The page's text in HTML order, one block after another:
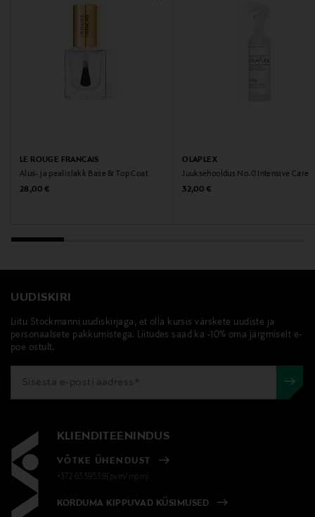
Valmistaja tootenumber
IC ENTERPRISES AB
Tootja aadress
Märksõnad
Sol de Janeiro, lõhn, parfüüm, perfume mist
LE ROUGE FRANCAIS
Alus- ja pealislakk Base & Top Coat
Original Price
28,00 €
OLAPLEX
Juuksehooldus No.0 Intensive Care
Original Price
32,00 €
UUDISKIRI
Liitu Stockmanni uudiskirjaga, et olla kursis värskete uudiste ja
personaalsete pakkumistega. Liitudes saad ka -10% oma järgmiselt e-
poe ostult.
KLIENDITEENINDUS
VÕTKE ÜHENDUST
+372 6339539(pvm/mpm)
KORDUMA KIPPUVAD KÜSIMUSED